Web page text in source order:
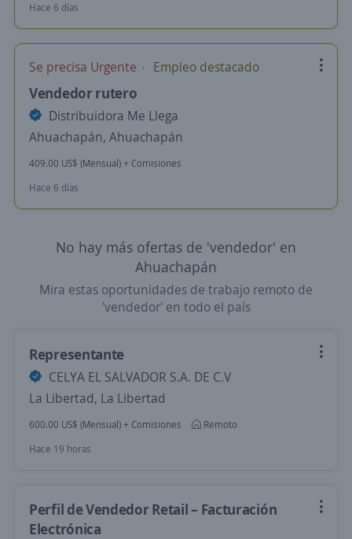
Hace 6 días
Se precisa Urgente Empleo destacado
Vendedor rutero
Distribuidora Me Llega
Ahuachapán, Ahuachapán
409.00 US$ (Mensual) + Comisiones
Hace 6 días
No hay más ofertas de 'vendedor' en
Ahuachapán
Mira estas oportunidades de trabajo remoto de
'vendedor' en todo el país
Representante
CELYA EL SALVADOR S.A. DE C.V
La Libertad, La Libertad
600.00 US$ (Mensual) + Comisiones
Remoto
Hace 19 horas
Perfil de Vendedor Retail – Facturación
Electrónica